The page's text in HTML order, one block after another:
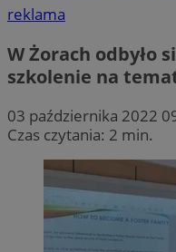
reklama
W Żorach odbyło
szkolenie na
03 października 2022
Czas czytania: 2 min.